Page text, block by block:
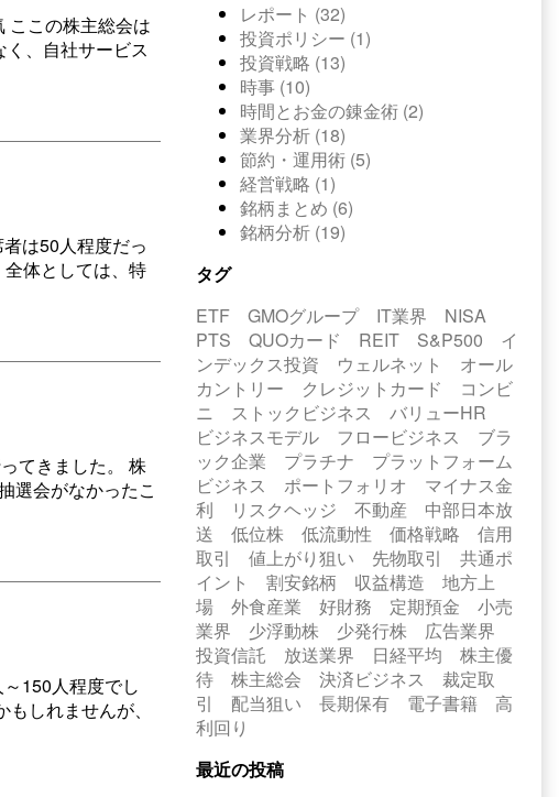
ここの株主総会は
、自社サービス
は50人程度だっ
体としては、特
てきました。 株
選会がなかったこ
150人程度でし
しれませんが、
レポート (32)
投資ポリシー (1)
投資戦略 (13)
時事 (10)
時間とお金の錬金術 (2)
業界分析 (18)
節約・運用術 (5)
経営戦略 (1)
銘柄まとめ (6)
銘柄分析 (19)
タグ
ETF
GMOグループ IT業界
NISA
PTS
QUOカード REIT S&P500
イ
ンデックス投資
ウェルネット
オール
カントリー
クレジットカード
コンビ
ニ
ストックビジネス
バリューHR
ビジネスモデル
フロービジネス
ブラ
ック企業
プラチナ
プラットフォーム
ビジネス
ポートフォリオ
マイナス金
利
リスクヘッジ 不動産
中部日本放
送
低位株 低流動性 価格戦略
信用
取引
値上がり狙い 先物取引
共通ポ
イント
割安銘柄 収益構造
地方上
場
外食産業 好財務 定期預金
小売
業界
少浮動株 少発行株
広告業界
投資信託
放送業界 日経平均
株主優
待
株主総会 決済ビジネス
裁定取
引
配当狙い 長期保有 電子書籍
高
利回り
最近の投稿